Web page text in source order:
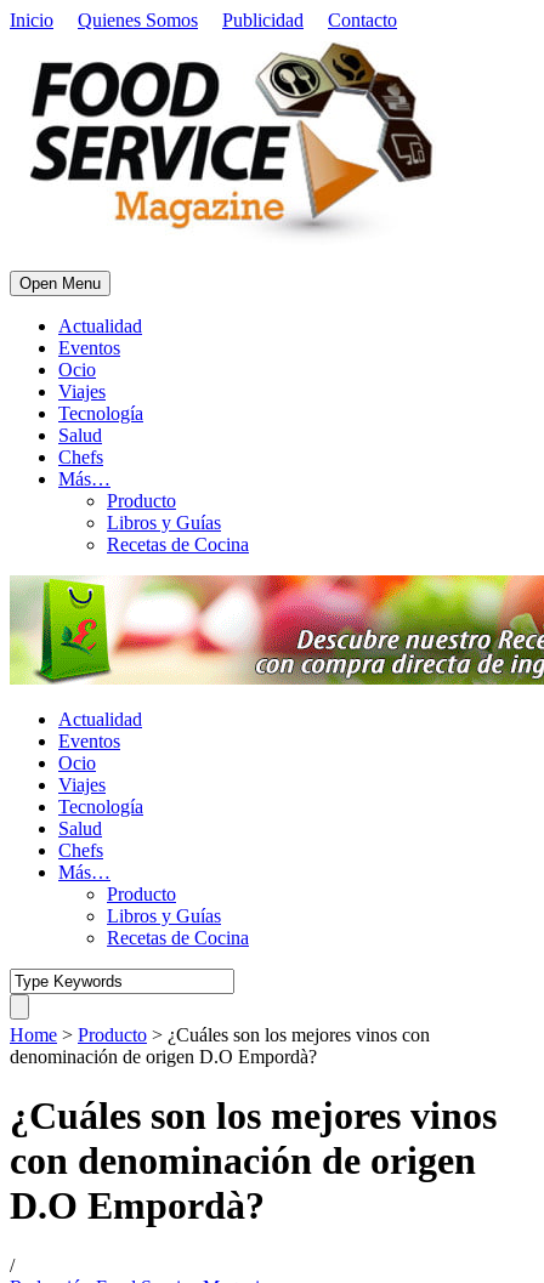
Inicio Quienes Somos Publicidad Contacto
Open Menu
Actualidad
Eventos
Ocio
Viajes
Tecnología
Salud
Chefs
Más…
Producto
Libros y Guías
Recetas de Cocina
Actualidad
Eventos
Ocio
Viajes
Tecnología
Salud
Chefs
Más…
Producto
Libros y Guías
Recetas de Cocina
Home > Producto > ¿Cuáles son los mejores vinos con
denominación de origen D.O Empordà?
¿Cuáles son los mejores vinos
con denominación de origen
D.O Empordà?
/